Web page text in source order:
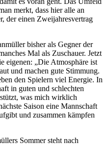
merkt, dass hier alle an
der einen Zweijahresvertrag
bisher als Gegner der
Mal als Zuschauer. Jetzt
eigenen: „Die Atmosphäre ist
und machen gute Stimmung.
den Spielern viel Energie. In
in guten und schlechten
was mich wirklich
Saison eine Mannschaft
und zusammen kämpfen
Sommer steht nach